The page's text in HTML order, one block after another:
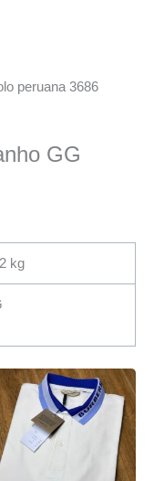
peruana 3686
GG
kg